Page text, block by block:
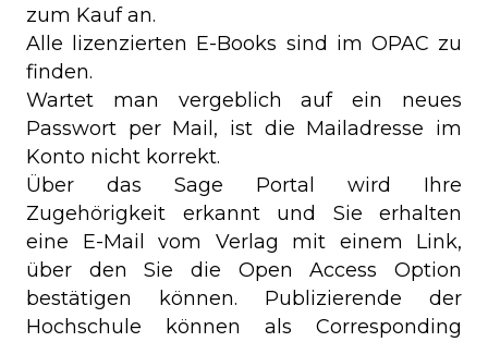
zum Kauf an.
Alle lizenzierten E-Books sind im OPAC zu
finden.
Wartet man vergeblich auf ein neues
Passwort per Mail, ist die Mailadresse im
Konto nicht korrekt.
Über das Sage Portal wird Ihre
Zugehörigkeit erkannt und Sie erhalten
eine E-Mail vom Verlag mit einem Link,
über den Sie die Open Access Option
bestätigen können. Publizierende der
Hochschule können als Corresponding